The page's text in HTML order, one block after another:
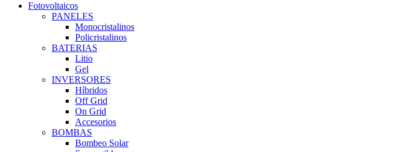
Fotovoltaicos
PANELES
Monocristalinos
Policristalinos
BATERIAS
Litio
Gel
INVERSORES
Híbridos
Off Grid
On Grid
Accesorios
BOMBAS
Bombeo Solar